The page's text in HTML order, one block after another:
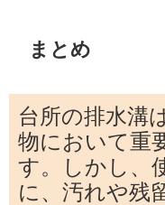
まとめ
台所の排水溝
物において重
す。しかし、
に、汚れや残